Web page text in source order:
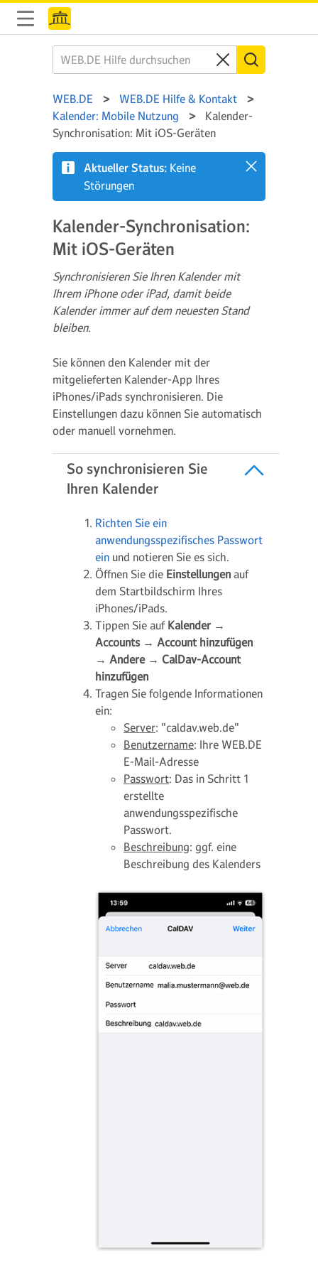
WEB.DE
WEB.DE Hilfe & Kontakt
Kalender: Mobile Nutzung
Kalender-
Synchronisation: Mit iOS-Geräten
Aktueller Status: Keine
Störungen
Kalender-Synchronisation:
Mit iOS-Geräten
Synchronisieren Sie Ihren Kalender mit
Ihrem iPhone oder iPad, damit beide
Kalender immer auf dem neuesten Stand
bleiben.
Sie können den Kalender mit der
mitgelieferten Kalender-App Ihres
iPhones/iPads synchronisieren. Die
Einstellungen dazu können Sie automatisch
oder manuell vornehmen.
So synchronisieren Sie
Ihren Kalender
Richten Sie ein
anwendungsspezifisches Passwort
ein und notieren Sie es sich.
Öffnen Sie die Einstellungen auf
dem Startbildschirm Ihres
iPhones/iPads.
Tippen Sie auf Kalender →
Accounts→ Account hinzufügen
→ Andere→ CalDav-Account
hinzufügen
Tragen Sie folgende Informationen
ein:
Server: "caldav.web.de"
Benutzername: Ihre WEB.DE
E-Mail-Adresse
Passwort: Das in Schritt 1
erstellte
anwendungsspezifische
Passwort.
Beschreibung: ggf. eine
Beschreibung des Kalenders